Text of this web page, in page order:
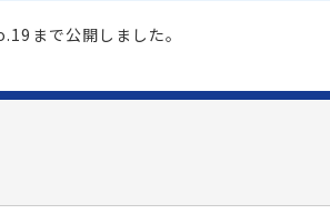
まで公開しました。